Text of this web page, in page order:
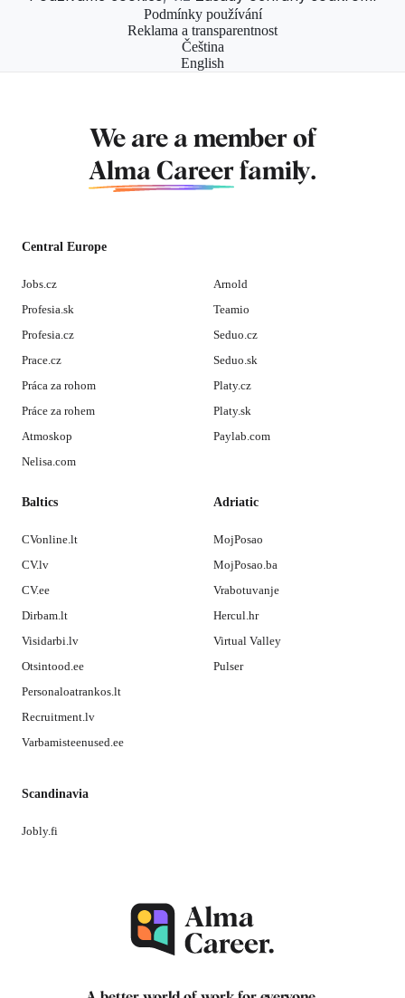
Podmínky používání
Reklama a transparentnost
Čeština
English
We are a member of
Alma Career family.
Central Europe
Jobs.cz
Profesia.sk
Profesia.cz
Prace.cz
Práca za rohom
Práce za rohem
Atmoskop
Nelisa.com
Arnold
Teamio
Seduo.cz
Seduo.sk
Platy.cz
Platy.sk
Paylab.com
Baltics
CVonline.lt
CV.lv
CV.ee
Dirbam.lt
Visidarbi.lv
Otsintood.ee
Personaloatrankos.lt
Recruitment.lv
Varbamisteenused.ee
Adriatic
MojPosao
MojPosao.ba
Vrabotuvanje
Hercul.hr
Virtual Valley
Pulser
Scandinavia
Jobly.fi